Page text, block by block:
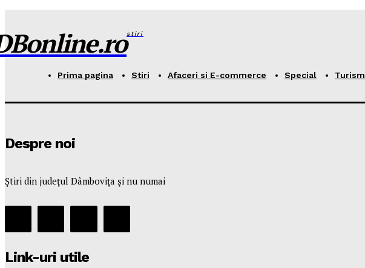
stiri
Prima pagina Stiri Afaceri si E-commerce Special Turism
Despre noi
Ştiri din judeţul Dâmboviţa şi nu numai
Link-uri utile